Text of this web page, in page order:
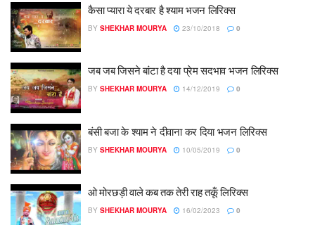
कैसा प्यारा ये दरबार है श्याम भजन लिरिक्स
BY SHEKHAR MOURYA 23/10/2018 0
जब जब जिसने बांटा है दया प्रेम सदभाव भजन लिरिक्स
BY SHEKHAR MOURYA 14/12/2019 0
बंसी बजा के श्याम ने दीवाना कर दिया भजन लिरिक्स
BY SHEKHAR MOURYA 10/05/2019 0
ओ मोरछड़ी वाले कब तक तेरी राह तकूँ लिरिक्स
BY SHEKHAR MOURYA 16/02/2023 0